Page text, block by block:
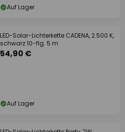
Auf Lager
LED-Solar-Lichterkette CADENA, 2.500 K,
schwarz 10-flg. 5 m
54,90 €
Auf Lager